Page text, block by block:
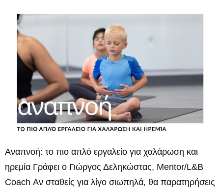
Αναπνοή: το πιο απλό εργαλείο για χαλάρωση και
ηρεμία Γράφει ο Γιώργος Δεληκώστας, Mentor/L&B
Coach Αν σταθείς για λίγο σιωπηλά, θα παρατηρήσεις